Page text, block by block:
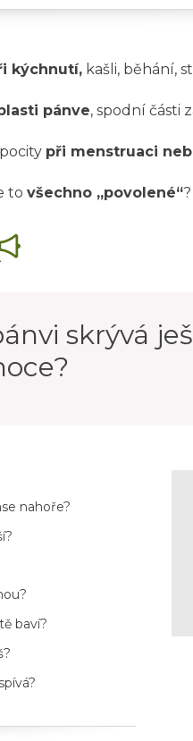
kýchnutí, kašli, běhání,
pánve, spodní části
při menstruaci
to všechno „povolené“?
skrývá
nahoře?
baví?